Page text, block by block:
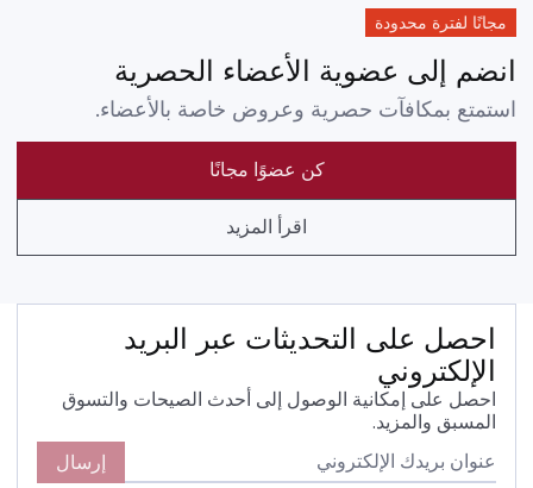
مجانًا لفترة محدودة
انضم إلى عضوية الأعضاء الحصرية
استمتع بمكافآت حصرية وعروض خاصة بالأعضاء.
كن عضوًا مجانًا
اقرأ المزيد
احصل على التحديثات عبر البريد
الإلكتروني
احصل على إمكانية الوصول إلى أحدث الصيحات والتسوق
المسبق والمزيد.
إرسال